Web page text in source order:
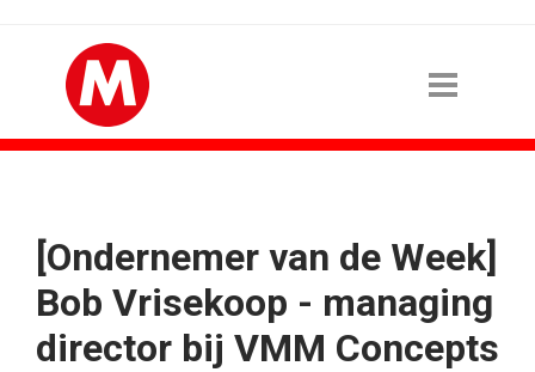
[Ondernemer van de Week]
Bob Vrisekoop - managing
director bij VMM Concepts